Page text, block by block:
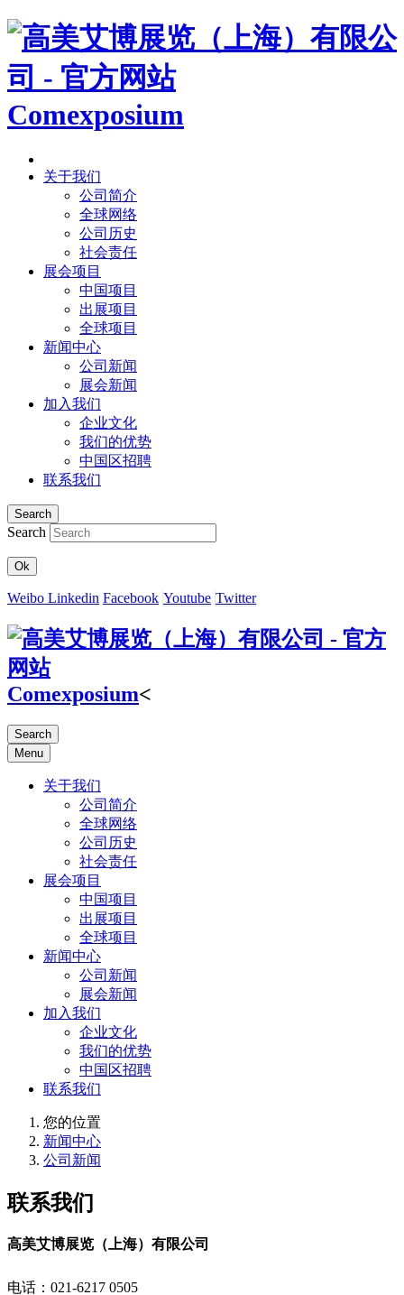
Comexposium
关于我们
公司简介
全球网络
公司历史
社会责任
展会项目
中国项目
出展项目
全球项目
新闻中心
公司新闻
展会新闻
加入我们
企业文化
我们的优势
中国区招聘
联系我们
Search
Search
Ok
Weibo Linkedin Facebook Youtube Twitter
Comexposium<
Search
Menu
关于我们
公司简介
全球网络
公司历史
社会责任
展会项目
中国项目
出展项目
全球项目
新闻中心
公司新闻
展会新闻
加入我们
企业文化
我们的优势
中国区招聘
联系我们
您的位置
新闻中心
公司新闻
联系我们
高美艾博展览（上海）有限公司
电话：021-6217 0505